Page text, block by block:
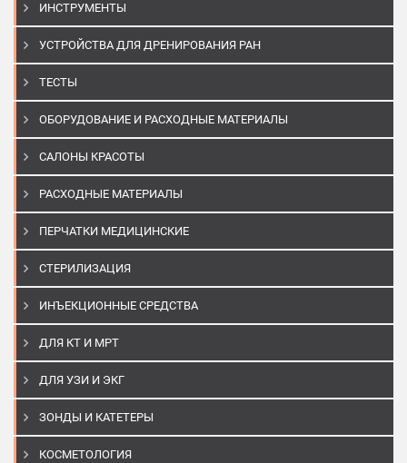
ИНСТРУМЕНТЫ
УСТРОЙСТВА ДЛЯ ДРЕНИРОВАНИЯ РАН
ТЕСТЫ
ОБОРУДОВАНИЕ И РАСХОДНЫЕ МАТЕРИАЛЫ
САЛОНЫ КРАСОТЫ
РАСХОДНЫЕ МАТЕРИАЛЫ
ПЕРЧАТКИ МЕДИЦИНСКИЕ
СТЕРИЛИЗАЦИЯ
ИНЪЕКЦИОННЫЕ СРЕДСТВА
ДЛЯ КТ И МРТ
ДЛЯ УЗИ И ЭКГ
ЗОНДЫ И КАТЕТЕРЫ
КОСМЕТОЛОГИЯ